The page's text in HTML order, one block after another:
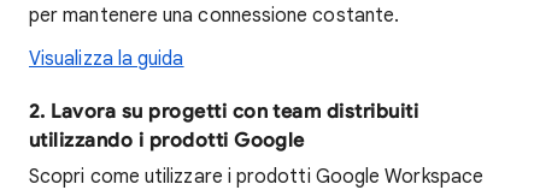
per mantenere una connessione costante.
Visualizza la guida
2. Lavora su progetti con team distribuiti
utilizzando i prodotti Google
Scopri come utilizzare i prodotti Google Workspace